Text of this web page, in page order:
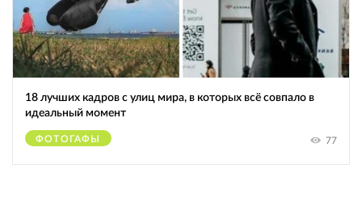
18 лучших кадров с улиц мира, в которых всё совпало в
идеальный момент
ФОТОГАФЫ 77